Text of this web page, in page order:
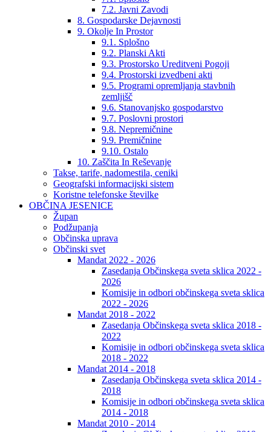
7.2. Javni Zavodi
8. Gospodarske Dejavnosti
9. Okolje In Prostor
9.1. Splošno
9.2. Planski Akti
9.3. Prostorsko Ureditveni Pogoji
9.4. Prostorski izvedbeni akti
9.5. Programi opremljanja stavbnih
zemljišč
9.6. Stanovanjsko gospodarstvo
9.7. Poslovni prostori
9.8. Nepremičnine
9.9. Premičnine
9.10. Ostalo
10. Zaščita In Reševanje
Takse, tarife, nadomestila, ceniki
Geografski informacijski sistem
Koristne telefonske številke
OBČINA JESENICE
Župan
Podžupanja
Občinska uprava
Občinski svet
Mandat 2022 - 2026
Zasedanja Občinskega sveta sklica 2022 -
2026
Komisije in odbori občinskega sveta sklica
2022 - 2026
Mandat 2018 - 2022
Zasedanja Občinskega sveta sklica 2018 -
2022
Komisije in odbori občinskega sveta sklica
2018 - 2022
Mandat 2014 - 2018
Zasedanja Občinskega sveta sklica 2014 -
2018
Komisije in odbori občinskega sveta sklica
2014 - 2018
Mandat 2010 - 2014